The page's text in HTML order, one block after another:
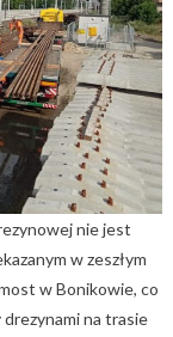
nie jest
w zeszłym
w Bonikowie, co
na trasie